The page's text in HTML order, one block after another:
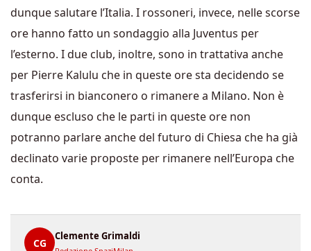
dunque salutare l’Italia. I rossoneri, invece, nelle scorse
ore hanno fatto un sondaggio alla Juventus per
l’esterno. I due club, inoltre, sono in trattativa anche
per Pierre Kalulu che in queste ore sta decidendo se
trasferirsi in bianconero o rimanere a Milano. Non è
dunque escluso che le parti in queste ore non
potranno parlare anche del futuro di Chiesa che ha già
declinato varie proposte per rimanere nell’Europa che
conta.
CG
Clemente Grimaldi